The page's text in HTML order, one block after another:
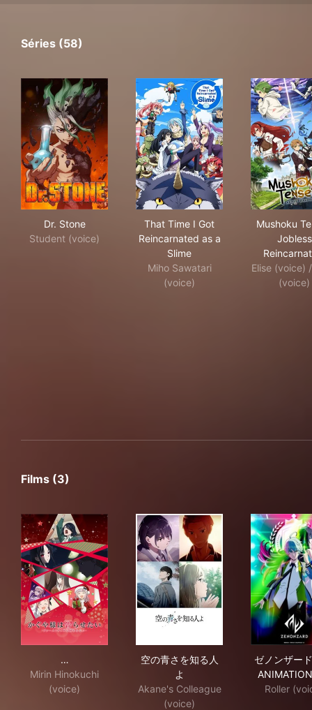
Séries (58)
Dr. Stone
Student (voice)
That Time I Got
Reincarnated as a
Slime
Miho Sawatari
(voice)
Mushoku
Jobless
Elise (voice)
(voice)
Films (3)
…
Mirin Hinokuchi
(voice)
空の青さを知る人
よ
Akane's Colleague
(voice)
ゼノンザー
Roller